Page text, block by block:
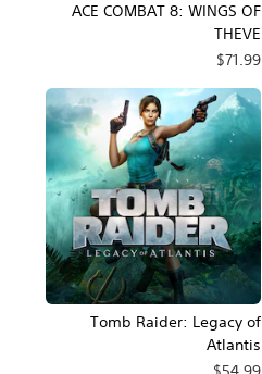
ACE COMBAT 8: WINGS OF
THEVE
$71.99
Tomb Raider: Legacy of
Atlantis